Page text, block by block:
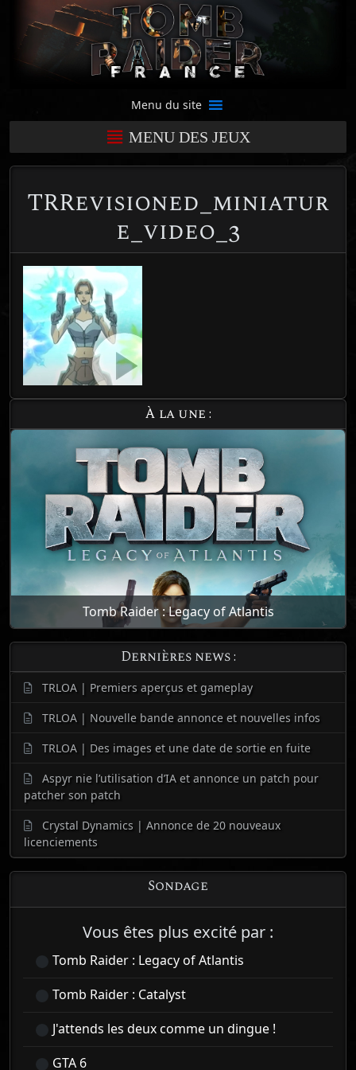
Menu du site
MENU DES JEUX
TRRevisioned_miniatur
e_video_3
À la une :
Tomb Raider : Legacy of Atlantis
Dernières news :
TRLOA | Premiers aperçus et gameplay
TRLOA | Nouvelle bande annonce et nouvelles infos
TRLOA | Des images et une date de sortie en fuite
Aspyr nie l’utilisation d’IA et annonce un patch pour
patcher son patch
Crystal Dynamics | Annonce de 20 nouveaux
licenciements
Sondage
Vous êtes plus excité par :
Tomb Raider : Legacy of Atlantis
Tomb Raider : Catalyst
J'attends les deux comme un dingue !
GTA 6